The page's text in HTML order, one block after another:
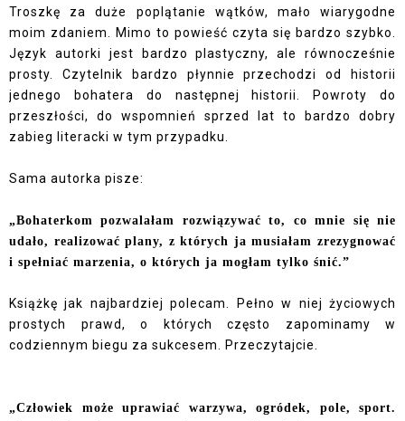
Troszkę za duże poplątanie wątków, mało wiarygodne
moim zdaniem. Mimo to powieść czyta się bardzo szybko.
Język autorki jest bardzo plastyczny, ale równocześnie
prosty. Czytelnik bardzo płynnie przechodzi od historii
jednego bohatera do następnej historii. Powroty do
przeszłości, do wspomnień sprzed lat to bardzo dobry
zabieg literacki w tym przypadku.
Sama autorka pisze:
„Bohaterkom pozwalałam rozwiązywać to, co mnie się nie
udało, realizować plany, z których ja musiałam zrezygnować
i spełniać marzenia, o których ja mogłam tylko śnić.”
Książkę jak najbardziej polecam. Pełno w niej życiowych
prostych prawd, o których często zapominamy w
codziennym biegu za sukcesem. Przeczytajcie.
„Człowiek może uprawiać warzywa, ogródek, pole, sport.